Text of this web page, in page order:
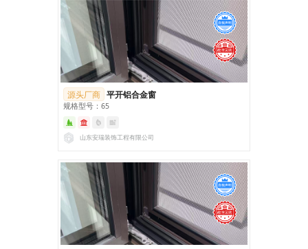
源头厂商 平开铝合金窗
规格型号：65
山东安瑞装饰工程有限公司